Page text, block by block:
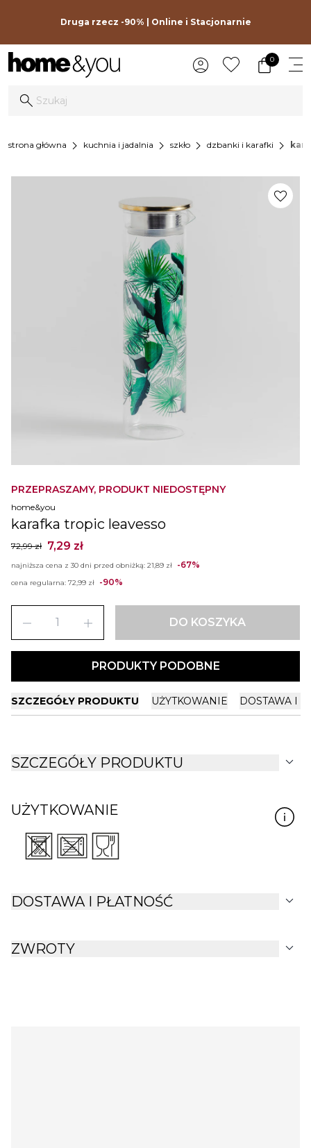
Druga rzecz -90% | Online i Stacjonarnie
0
strona główna chevron_right kuchnia i jadalnia chevron_right szkło chevron_right dzbanki i karafki chevron_right
PRZEPRASZAMY, PRODUKT NIEDOSTĘPNY
home&you
karafka tropic leavesso
72,99 zł 7,29 zł
najniższa cena z 30 dni przed obniżką: 21,89 zł -67%
cena regularna: 72,99 zł -90%
remove add DO KOSZYKA
PRODUKTY PODOBNE
favorite
SZCZEGÓŁY PRODUKTU UŻYTKOWANIE DOSTAWA I
SZCZEGÓŁY PRODUKTU expand_more
UŻYTKOWANIE
DOSTAWA I PŁATNOŚĆ expand_more
ZWROTY expand_more